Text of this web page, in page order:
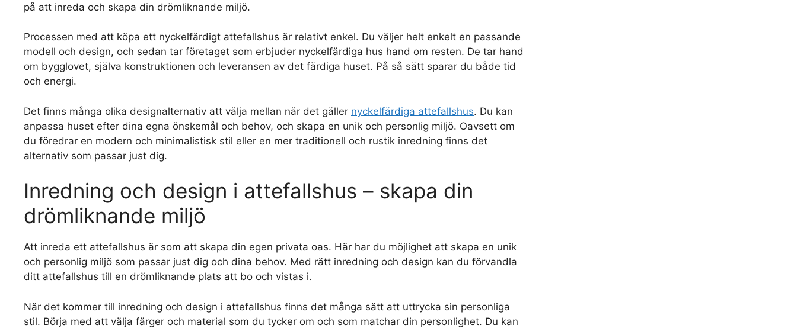
på att inreda och skapa din drömliknande miljö.
Processen med att köpa ett nyckelfärdigt attefallshus är relativt enkel. Du väljer helt enkelt en passande
modell och design, och sedan tar företaget som erbjuder nyckelfärdiga hus hand om resten. De tar hand
om bygglovet, själva konstruktionen och leveransen av det färdiga huset. På så sätt sparar du både tid
och energi.
Det finns många olika designalternativ att välja mellan när det gäller nyckelfärdiga attefallshus. Du kan
anpassa huset efter dina egna önskemål och behov, och skapa en unik och personlig miljö. Oavsett om
du föredrar en modern och minimalistisk stil eller en mer traditionell och rustik inredning finns det
alternativ som passar just dig.
Inredning och design i attefallshus – skapa din
drömliknande miljö
Att inreda ett attefallshus är som att skapa din egen privata oas. Här har du möjlighet att skapa en unik
och personlig miljö som passar just dig och dina behov. Med rätt inredning och design kan du förvandla
ditt attefallshus till en drömliknande plats att bo och vistas i.
När det kommer till inredning och design i attefallshus finns det många sätt att uttrycka sin personliga
stil. Börja med att välja färger och material som du tycker om och som matchar din personlighet. Du kan